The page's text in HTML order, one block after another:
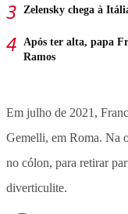
Zelensky chega à
Após ter alta, papa
Ramos
Em julho de 2021,
Gemelli, em Roma. Na
no cólon, para retirar
diverticulite.